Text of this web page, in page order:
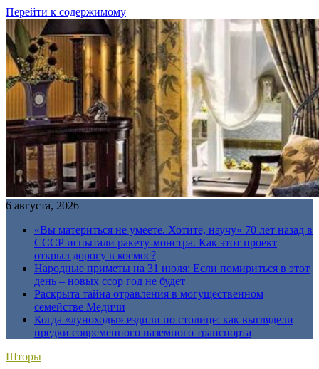
Перейти к содержимому
6 августа, 2026
«Вы материться не умеете. Хотите, научу» 70 лет назад в
СССР испытали ракету-монстра. Как этот проект
открыл дорогу в космос?
Народные приметы на 31 июля: Если помириться в этот
день – новых ссор год не будет
Раскрыта тайна отравления в могущественном
семействе Медичи
Когда «луноходы» ездили по столице: как выглядели
предки современного наземного транспорта
Шторы